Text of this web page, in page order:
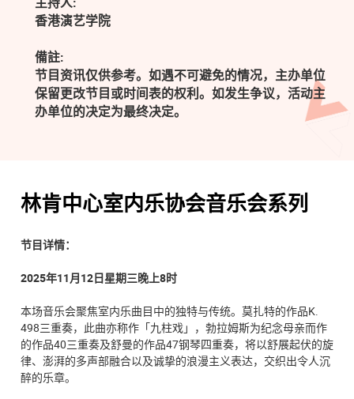
香港演艺学院
備註:
节目资讯仅供参考。如遇不可避免的情况，主办单位
保留更改节目或时间表的权利。如发生争议，活动主
办单位的决定为最终决定。
林肯中心室内乐协会音乐会系列
节目详情：
2025年11月12日星期三晚上8时
本场音乐会聚焦室内乐曲目中的独特与传统。莫扎特的作品K.
498三重奏，此曲亦称作「九柱戏」，勃拉姆斯为纪念母亲而作
的作品40三重奏及舒曼的作品47钢琴四重奏，将以舒展起伏的旋
律、澎湃的多声部融合以及诚挚的浪漫主义表达，交织出令人沉
醉的乐章。